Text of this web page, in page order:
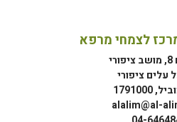
לצמחי מרפא
עלים ציפורי
alalim@al-